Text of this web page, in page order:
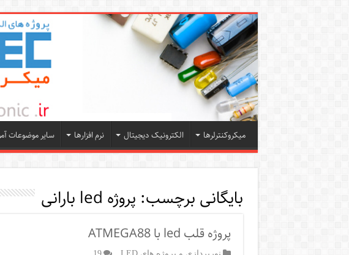
میکروکنترلرها الکترونیک دیجیتال نرم افزارها سایر موضوعات
بایگانی برچسب: پروژه led بارانی
پروژه قلب led با ATMEGA88
نورپردازی و پروژه های LED 19